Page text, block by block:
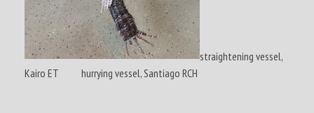
straightening vessel,
Kairo ET hurrying vessel, Santiago RCH